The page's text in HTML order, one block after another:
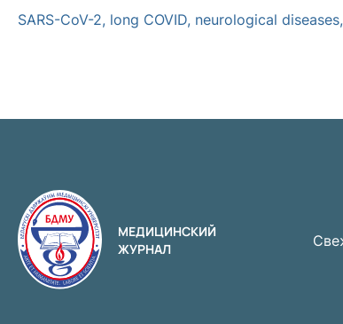
SARS-CoV-2, long COVID, neurological
МЕДИЦИНСКИЙ
ЖУРНАЛ